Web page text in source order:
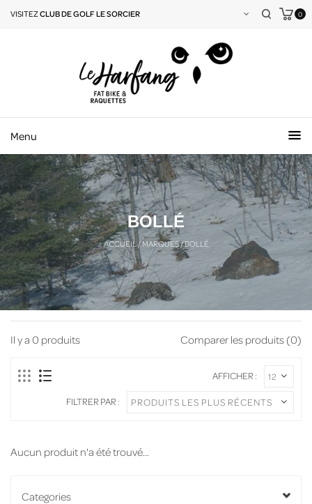
VISITEZCLUB DE GOLF LE SORCIER 0
Menu
BOLLÉ
ACCUEIL/MARQUES/BOLLÉ
Il y a 0 produits Comparer les produits (0)
AFFICHER :
FILTRER PAR :
Aucun produit n'a été trouvé...
Categories